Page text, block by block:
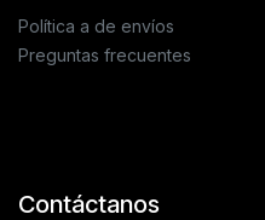
Política a de envíos
Preguntas frecuentes
Contáctanos